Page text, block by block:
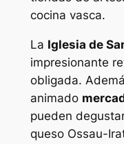
cocina vasca.
La Iglesia de
impresionante
obligada.
animado
pueden
queso Ossau-